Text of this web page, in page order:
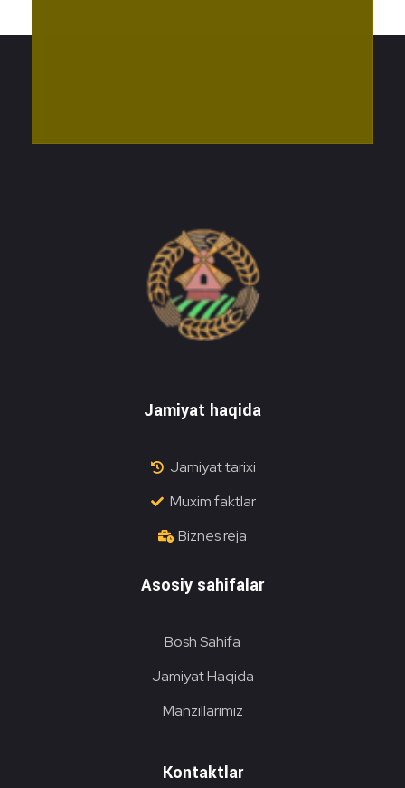
Jamiyat haqida
Jamiyat tarixi
Muxim faktlar
Biznes reja
Asosiy sahifalar
Bosh Sahifa
Jamiyat Haqida
Manzillarimiz
Kontaktlar